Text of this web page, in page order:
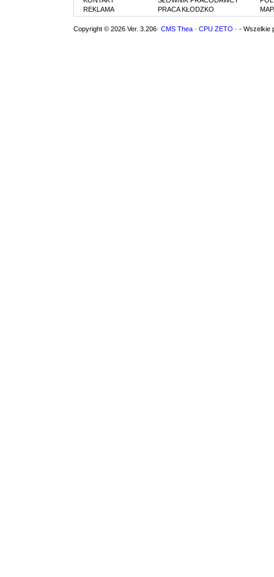
REKLAMA
PRACA KŁODZKO
Copyright © 2026 Ver. 3.206· CMS Thea · CPU ZETO · - Wszelkie